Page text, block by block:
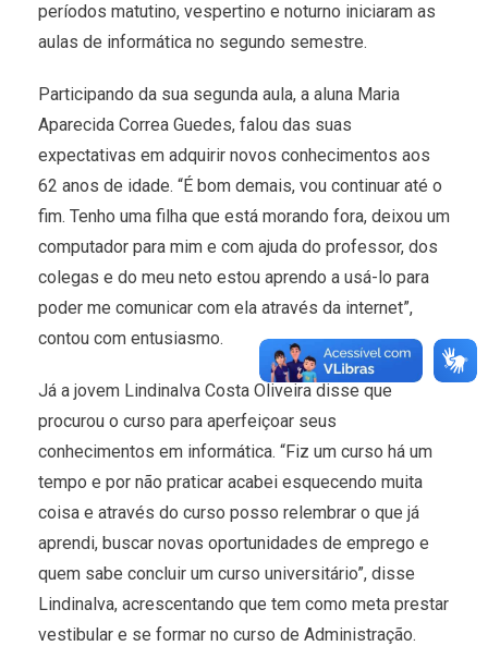
períodos matutino, vespertino e noturno iniciaram as
aulas de informática no segundo semestre.
Participando da sua segunda aula, a aluna Maria
Aparecida Correa Guedes, falou das suas
expectativas em adquirir novos conhecimentos aos
62 anos de idade. “É bom demais, vou continuar até o
fim. Tenho uma filha que está morando fora, deixou um
computador para mim e com ajuda do professor, dos
colegas e do meu neto estou aprendo a usá-lo para
poder me comunicar com ela através da internet”,
contou com entusiasmo.
Já a jovem Lindinalva Costa Oliveira disse que
procurou o curso para aperfeiçoar seus
conhecimentos em informática. “Fiz um curso há um
tempo e por não praticar acabei esquecendo muita
coisa e através do curso posso relembrar o que já
aprendi, buscar novas oportunidades de emprego e
quem sabe concluir um curso universitário”, disse
Lindinalva, acrescentando que tem como meta prestar
vestibular e se formar no curso de Administração.